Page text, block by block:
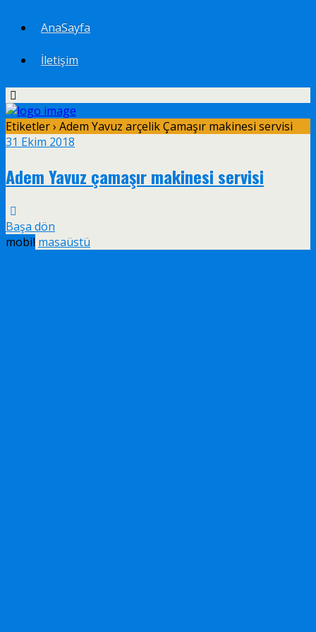
AnaSayfa
İletişim
Etiketler › Adem Yavuz arçelik Çamaşır makinesi servisi
31 Ekim 2018
Adem Yavuz çamaşır makinesi servisi
Başa dön
mobil masaüstü